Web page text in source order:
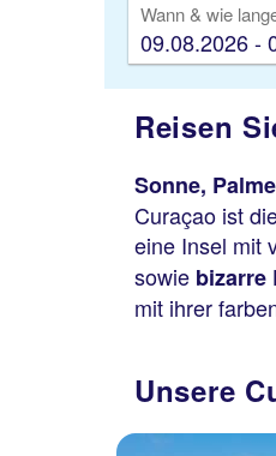
Wann & wie
09.08.2026 -
Reisen
Sonne,
Curaçao ist
eine Insel mit
sowie bizarre
mit ihrer
Unsere